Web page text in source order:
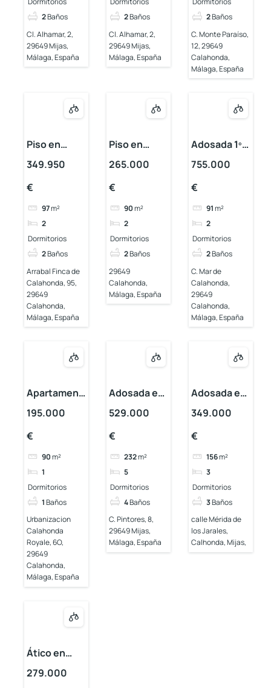
2Baños
Cl. Alhamar, 2,
29649 Mijas,
Málaga, España
2Baños
Cl. Alhamar, 2,
29649 Mijas,
Málaga, España
2Baños
C. Monte Paraíso,
12, 29649
Calahonda,
Málaga, España
Piso en
Calahonda
349.950
€
97m²
2
Dormitorios
2Baños
Arrabal Finca de
Calahonda, 95,
29649
Calahonda,
Málaga, España
Piso en
Calahonda
265.000
€
90m²
2
Dormitorios
2Baños
29649
Calahonda,
Málaga, España
Adosada 1º
línea de mar
Calahonda
755.000
€
91m²
2
Dormitorios
2Baños
C. Mar de
Calahonda,
29649
Calahonda,
Málaga, España
Apartament
o en
195.000
€
90m²
1
Dormitorios
1Baños
Urbanizacion
Calahonda
Royale, 6O,
29649
Calahonda,
Málaga, España
Adosada en
Calahonda
529.000
€
232m²
5
Dormitorios
4Baños
C. Pintores, 8,
29649 Mijas,
Málaga, España
Adosada en
Calahonda
349.000
€
156m²
3
Dormitorios
3Baños
calle Mérida de
los Jarales,
Calhonda, Mijas,
Ático en
venta en
279.000